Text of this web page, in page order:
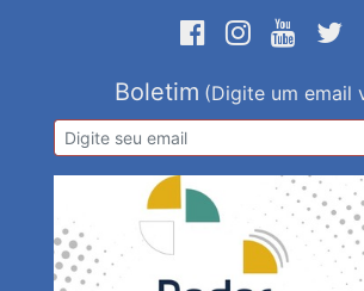
Boletim (Digite um email